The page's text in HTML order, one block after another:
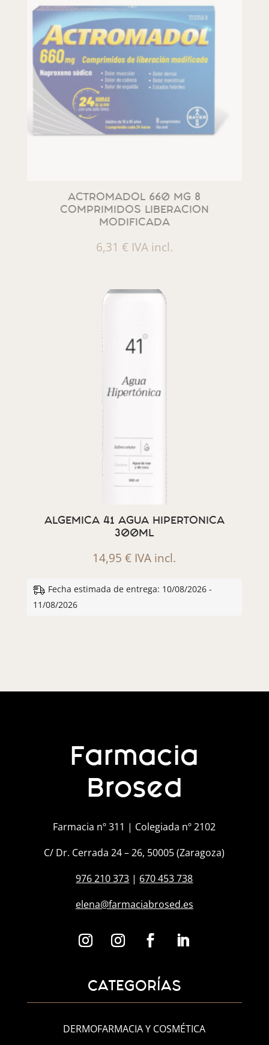
ACTROMADOL 660 MG 8
COMPRIMIDOS LIBERACION
MODIFICADA
6,31 € IVA incl.
ALGEMICA 41 AGUA HIPERTONICA
300ML
14,95€ IVA incl.
Fecha estimada de entrega: 10/08/2026 -
11/08/2026
Farmacia
Brosed
Farmacia nº 311 | Colegiada nº 2102
C/ Dr. Cerrada 24 – 26, 50005 (Zaragoza)
976 210 373 | 670 453 738
elena@farmaciabrosed.es
CATEGORÍAS
DERMOFARMACIA Y COSMÉTICA